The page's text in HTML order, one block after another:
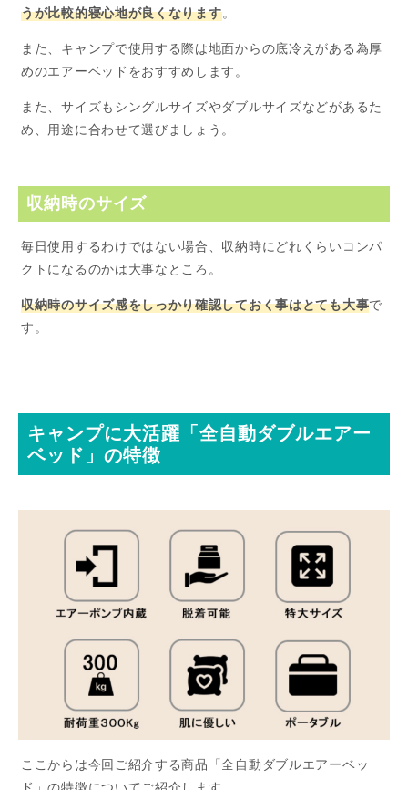
うが比較的寝心地が良くなります。
また、キャンプで使用する際は地面からの底冷えがある為厚
めのエアーベッドをおすすめします。
また、サイズもシングルサイズやダブルサイズなどがあるた
め、用途に合わせて選びましょう。
収納時のサイズ
毎日使用するわけではない場合、収納時にどれくらいコンパ
クトになるのかは大事なところ。
収納時のサイズ感をしっかり確認しておく事はとても大事で
す。
キャンプに大活躍「全自動ダブルエアー
ベッド」の特徴
ここからは今回ご紹介する商品「全自動ダブルエアーベッ